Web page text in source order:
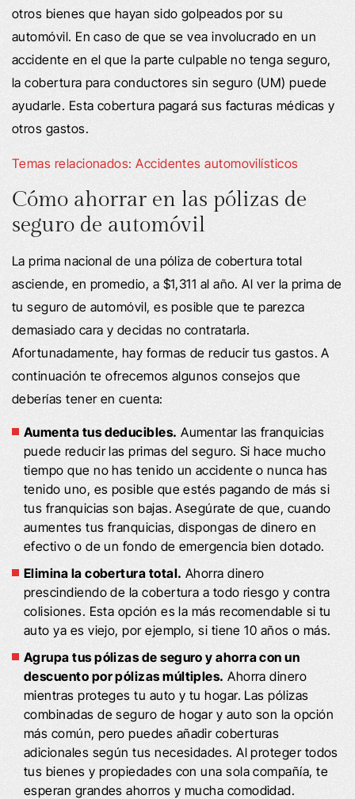
otros bienes que hayan sido golpeados por su
automóvil. En caso de que se vea involucrado en un
accidente en el que la parte culpable no tenga seguro,
la cobertura para conductores sin seguro (UM) puede
ayudarle. Esta cobertura pagará sus facturas médicas y
otros gastos.
Temas relacionados: Accidentes automovilísticos
Cómo ahorrar en las pólizas de
seguro de automóvil
La prima nacional de una póliza de cobertura total
asciende, en promedio, a $1,311 al año. Al ver la prima de
tu seguro de automóvil, es posible que te parezca
demasiado cara y decidas no contratarla.
Afortunadamente, hay formas de reducir tus gastos. A
continuación te ofrecemos algunos consejos que
deberías tener en cuenta:
Aumenta tus deducibles. Aumentar las franquicias
puede reducir las primas del seguro. Si hace mucho
tiempo que no has tenido un accidente o nunca has
tenido uno, es posible que estés pagando de más si
tus franquicias son bajas. Asegúrate de que, cuando
aumentes tus franquicias, dispongas de dinero en
efectivo o de un fondo de emergencia bien dotado.
Elimina la cobertura total. Ahorra dinero
prescindiendo de la cobertura a todo riesgo y contra
colisiones. Esta opción es la más recomendable si tu
auto ya es viejo, por ejemplo, si tiene 10 años o más.
Agrupa tus pólizas de seguro y ahorra con un
descuento por pólizas múltiples. Ahorra dinero
mientras proteges tu auto y tu hogar. Las pólizas
combinadas de seguro de hogar y auto son la opción
más común, pero puedes añadir coberturas
adicionales según tus necesidades. Al proteger todos
tus bienes y propiedades con una sola compañía, te
esperan grandes ahorros y mucha comodidad.